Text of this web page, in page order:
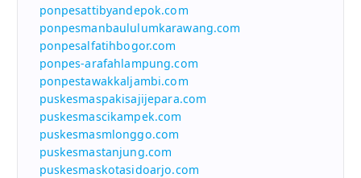
ponpesattibyandepok.com
ponpesmanbaululumkarawang.com
ponpesalfatihbogor.com
ponpes-arafahlampung.com
ponpestawakkaljambi.com
puskesmaspakisajijepara.com
puskesmascikampek.com
puskesmasmlonggo.com
puskesmastanjung.com
puskesmaskotasidoarjo.com